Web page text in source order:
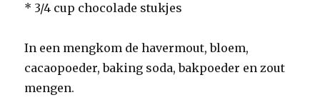
* 3/4 cup chocolade stukjes
In een mengkom de havermout, bloem,
cacaopoeder, baking soda, bakpoeder en zout
mengen.